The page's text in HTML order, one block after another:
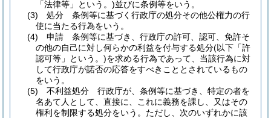
「法律等」という。)並びに条例等をいう。
(3)
処分 条例等に基づく行政庁の処分その他公権力の行
使に当たる行為をいう。
(4)
申請 条例等に基づき、行政庁の許可、認可、免許そ
の他の自己に対し何らかの利益を付与する処分(以下「許
認可等」という。)を求める行為であって、当該行為に対
して行政庁が諾否の応答をすべきこととされているもの
をいう。
(5)
不利益処分 行政庁が、条例等に基づき、特定の者を
名あて人として、直接に、これに義務を課し、又はその
権利を制限する処分をいう。 ただし、次のいずれかに該